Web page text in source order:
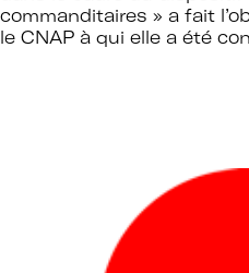
commanditaires » a fait
le CNAP à qui elle a été